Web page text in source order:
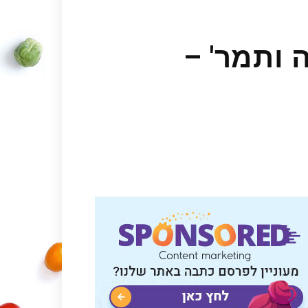
ותמר' –